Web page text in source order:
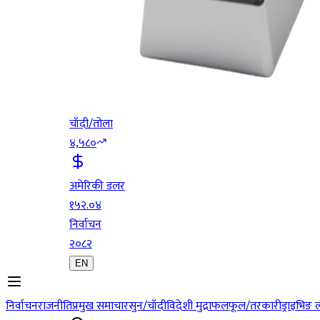
चाँदी/तोला
४,५८०
अमेरिकी डलर
१५२.०४
निर्वाचन
२०८२
EN
निर्वाचनराजनीतिप्रमुख समाचारसुन/चाँदीविदेशी मुद्राफलफूल/तरकारी